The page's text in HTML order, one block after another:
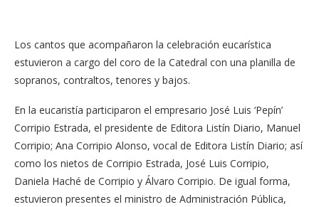
Los cantos que acompañaron la celebración eucarística
estuvieron a cargo del coro de la Catedral con una planilla de
sopranos, contraltos, tenores y bajos.
En la eucaristía participaron el empresario José Luis ‘Pepín’
Corripio Estrada, el presidente de Editora Listín Diario, Manuel
Corripio; Ana Corripio Alonso, vocal de Editora Listín Diario; así
como los nietos de Corripio Estrada, José Luis Corripio,
Daniela Haché de Corripio y Álvaro Corripio. De igual forma,
estuvieron presentes el ministro de Administración Pública,